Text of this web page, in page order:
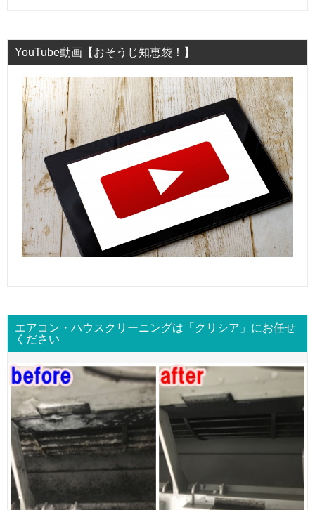
YouTube動画【おそうじ知恵袋！】
エアコン・ハウスクリーニングは「クリシア」にお任せ
ください